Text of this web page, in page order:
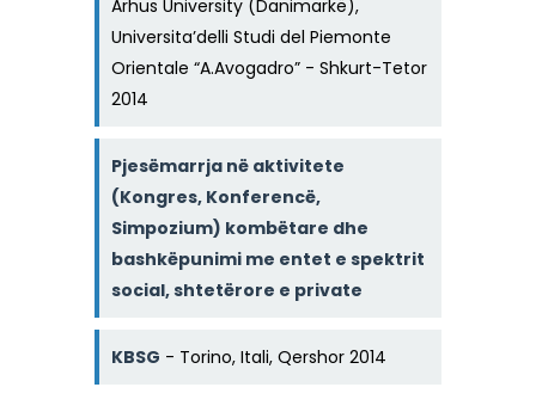
Arhus University (Danimarkë),
Universita’delli Studi del Piemonte
Orientale “A.Avogadro” - Shkurt-Tetor
2014
Pjesëmarrja në aktivitete
(Kongres, Konferencë,
Simpozium) kombëtare dhe
bashkëpunimi me entet e spektrit
social, shtetërore e private
KBSG - Torino, Itali, Qershor 2014